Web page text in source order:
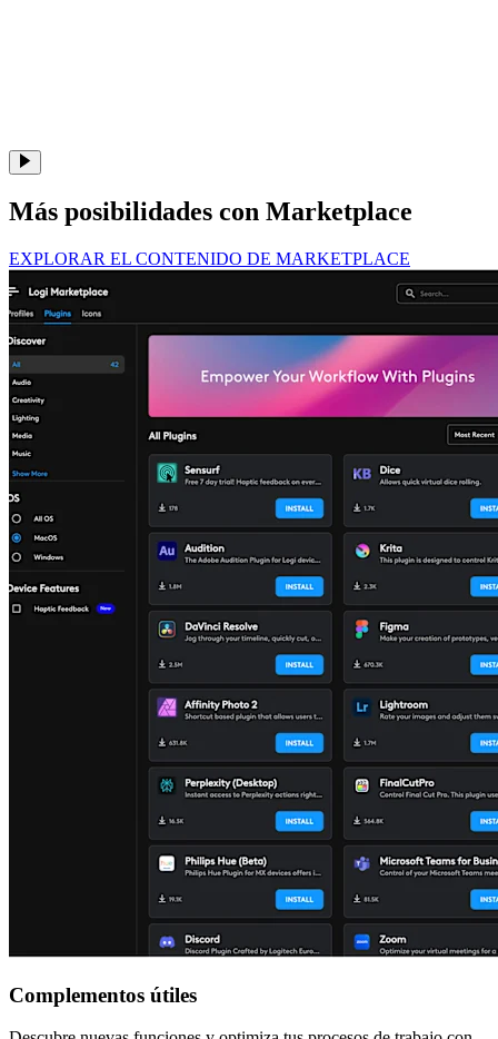
Más posibilidades con Marketplace
EXPLORAR EL CONTENIDO DE MARKETPLACE
Complementos útiles